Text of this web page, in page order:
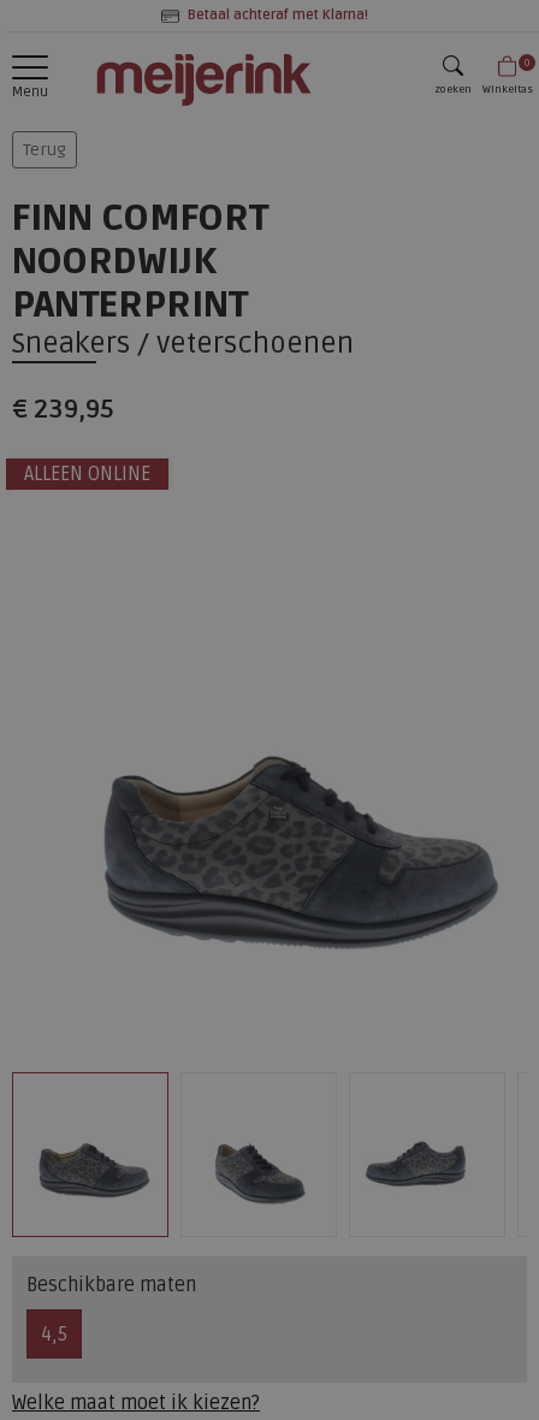
Betaal achteraf met Klarna!
Menu zoeken
0
Winkeltas
Terug
FINN COMFORT
NOORDWIJK
PANTERPRINT
Sneakers / veterschoenen
€ 239,95
ALLEEN ONLINE
Beschikbare maten
4,5
Welke maat moet ik kiezen?